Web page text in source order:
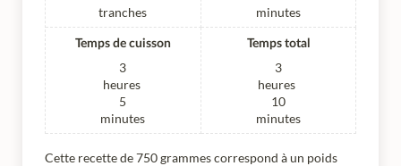
tranches
minutes
Temps de cuisson
3
heures
5
minutes
Temps total
3
heures
10
minutes
Cette recette de 750 grammes correspond à un poids